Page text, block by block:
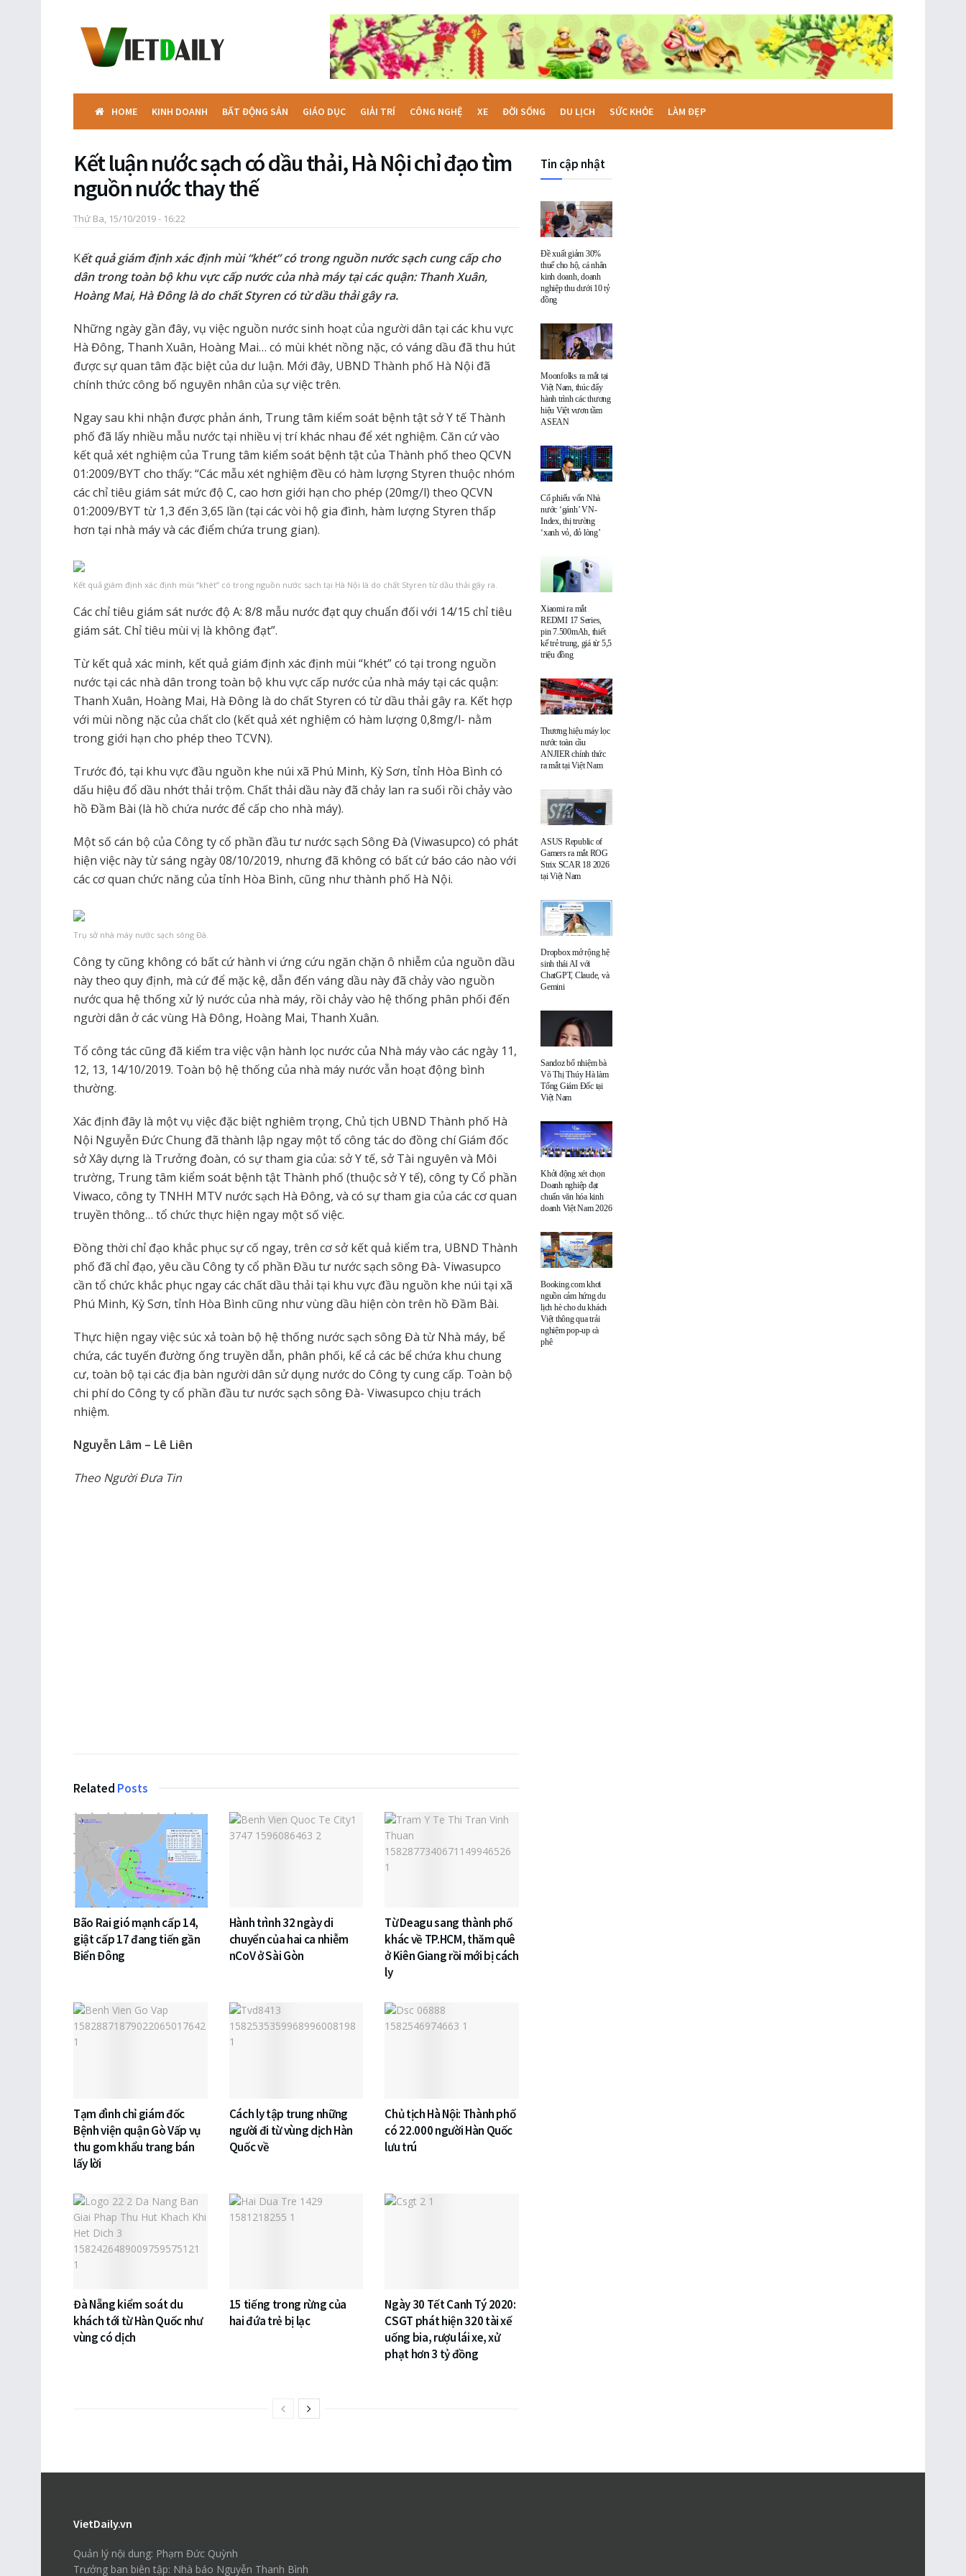
HOME KINH DOANH BẤT ĐỘNG SẢN GIÁO DỤC GIẢI TRÍ CÔNG NGHỆ XE ĐỜI SỐNG DU LỊCH SỨC KHỎE LÀM ĐẸP
Kết luận nước sạch có dầu thải, Hà Nội chỉ đạo tìm
nguồn nước thay thế
Thứ Ba, 15/10/2019 - 16:22
Kết quả giám định xác định mùi “khét” có trong nguồn nước sạch cung cấp cho
dân trong toàn bộ khu vực cấp nước của nhà máy tại các quận: Thanh Xuân,
Hoàng Mai, Hà Đông là do chất Styren có từ dầu thải gây ra.
Những ngày gần đây, vụ việc nguồn nước sinh hoạt của người dân tại các khu vực
Hà Đông, Thanh Xuân, Hoàng Mai… có mùi khét nồng nặc, có váng dầu đã thu hút
được sự quan tâm đặc biệt của dư luận. Mới đây, UBND Thành phố Hà Nội đã
chính thức công bố nguyên nhân của sự việc trên.
Ngay sau khi nhận được phản ánh, Trung tâm kiểm soát bệnh tật sở Y tế Thành
phố đã lấy nhiều mẫu nước tại nhiều vị trí khác nhau để xét nghiệm. Căn cứ vào
kết quả xét nghiệm của Trung tâm kiểm soát bệnh tật của Thành phố theo QCVN
01:2009/BYT cho thấy: “Các mẫu xét nghiệm đều có hàm lượng Styren thuộc nhóm
các chỉ tiêu giám sát mức độ C, cao hơn giới hạn cho phép (20mg/l) theo QCVN
01:2009/BYT từ 1,3 đến 3,65 lần (tại các vòi hộ gia đình, hàm lượng Styren thấp
hơn tại nhà máy và các điểm chứa trung gian).
Kết quả giám định xác định mùi “khét” có trong nguồn nước sạch tại Hà Nội là do chất Styren từ dầu thải gây ra.
Các chỉ tiêu giám sát nước độ A: 8/8 mẫu nước đạt quy chuẩn đối với 14/15 chỉ tiêu
giám sát. Chỉ tiêu mùi vị là không đạt”.
Từ kết quả xác minh, kết quả giám định xác định mùi “khét” có tại trong nguồn
nước tại các nhà dân trong toàn bộ khu vực cấp nước của nhà máy tại các quận:
Thanh Xuân, Hoàng Mai, Hà Đông là do chất Styren có từ dầu thải gây ra. Kết hợp
với mùi nồng nặc của chất clo (kết quả xét nghiệm có hàm lượng 0,8mg/l- nằm
trong giới hạn cho phép theo TCVN).
Trước đó, tại khu vực đầu nguồn khe núi xã Phú Minh, Kỳ Sơn, tỉnh Hòa Bình có
dấu hiệu đổ dầu nhớt thải trộm. Chất thải dầu này đã chảy lan ra suối rồi chảy vào
hồ Đầm Bài (là hồ chứa nước để cấp cho nhà máy).
Một số cán bộ của Công ty cổ phần đầu tư nước sạch Sông Đà (Viwasupco) có phát
hiện việc này từ sáng ngày 08/10/2019, nhưng đã không có bất cứ báo cáo nào với
các cơ quan chức năng của tỉnh Hòa Bình, cũng như thành phố Hà Nội.
Trụ sở nhà máy nước sạch sông Đà.
Công ty cũng không có bất cứ hành vi ứng cứu ngăn chặn ô nhiễm của nguồn dầu
này theo quy định, mà cứ để mặc kệ, dẫn đến váng dầu này đã chảy vào nguồn
nước qua hệ thống xử lý nước của nhà máy, rồi chảy vào hệ thống phân phối đến
người dân ở các vùng Hà Đông, Hoàng Mai, Thanh Xuân.
Tổ công tác cũng đã kiểm tra việc vận hành lọc nước của Nhà máy vào các ngày 11,
12, 13, 14/10/2019. Toàn bộ hệ thống của nhà máy nước vẫn hoạt động bình
thường.
Xác định đây là một vụ việc đặc biệt nghiêm trọng, Chủ tịch UBND Thành phố Hà
Nội Nguyễn Đức Chung đã thành lập ngay một tổ công tác do đồng chí Giám đốc
sở Xây dựng là Trưởng đoàn, có sự tham gia của: sở Y tế, sở Tài nguyên và Môi
trường, Trung tâm kiểm soát bệnh tật Thành phố (thuộc sở Y tế), công ty Cổ phần
Viwaco, công ty TNHH MTV nước sạch Hà Đông, và có sự tham gia của các cơ quan
truyền thông… tổ chức thực hiện ngay một số việc.
Đồng thời chỉ đạo khắc phục sự cố ngay, trên cơ sở kết quả kiểm tra, UBND Thành
phố đã chỉ đạo, yêu cầu Công ty cổ phần Đầu tư nước sạch sông Đà- Viwasupco
cần tổ chức khắc phục ngay các chất dầu thải tại khu vực đầu nguồn khe núi tại xã
Phú Minh, Kỳ Sơn, tỉnh Hòa Bình cũng như vùng dầu hiện còn trên hồ Đầm Bài.
Thực hiện ngay việc súc xả toàn bộ hệ thống nước sạch sông Đà từ Nhà máy, bể
chứa, các tuyến đường ống truyền dẫn, phân phối, kể cả các bể chứa khu chung
cư, toàn bộ tại các địa bàn người dân sử dụng nước do Công ty cung cấp. Toàn bộ
chi phí do Công ty cổ phần đầu tư nước sạch sông Đà- Viwasupco chịu trách
nhiệm.
Nguyễn Lâm – Lê Liên
Theo Người Đưa Tin
Related Posts
Bão Rai gió mạnh cấp 14,
giật cấp 17 đang tiến gần
Biển Đông
Hành trình 32 ngày di
chuyển của hai ca nhiễm
nCoV ở Sài Gòn
Từ Deagu sang thành phố
khác về TP.HCM, thăm quê
ở Kiên Giang rồi mới bị cách
ly
Tạm đình chỉ giám đốc
Bệnh viện quận Gò Vấp vụ
thu gom khẩu trang bán
lấy lời
Cách ly tập trung những
người đi từ vùng dịch Hàn
Quốc về
Chủ tịch Hà Nội: Thành phố
có 22.000 người Hàn Quốc
lưu trú
Đà Nẵng kiểm soát du
khách tới từ Hàn Quốc như
vùng có dịch
15 tiếng trong rừng của
hai đứa trẻ bị lạc
Ngày 30 Tết Canh Tý 2020:
CSGT phát hiện 320 tài xế
uống bia, rượu lái xe, xử
phạt hơn 3 tỷ đồng
Tin cập nhật
Đề xuất giảm 30%
thuế cho hộ, cá nhân
kinh doanh, doanh
nghiệp thu dưới 10 tỷ
đồng
Moonfolks ra mắt tại
Việt Nam, thúc đẩy
hành trình các thương
hiệu Việt vươn tầm
ASEAN
Cổ phiếu vốn Nhà
nước ‘gánh’ VN-
Index, thị trường
‘xanh vỏ, đỏ lòng’
Xiaomi ra mắt
REDMI 17 Series,
pin 7.500mAh, thiết
kế trẻ trung, giá từ 5,5
triệu đồng
Thương hiệu máy lọc
nước toàn cầu
ANJIER chính thức
ra mắt tại Việt Nam
ASUS Republic of
Gamers ra mắt ROG
Strix SCAR 18 2026
tại Việt Nam
Dropbox mở rộng hệ
sinh thái AI với
ChatGPT, Claude, và
Gemini
Sandoz bổ nhiệm bà
Võ Thị Thúy Hà làm
Tổng Giám Đốc tại
Việt Nam
Khởi động xét chọn
Doanh nghiệp đạt
chuẩn văn hóa kinh
doanh Việt Nam 2026
Booking.com khơi
nguồn cảm hứng du
lịch hè cho du khách
Việt thông qua trải
nghiệm pop-up cà
phê
VietDaily.vn
Quản lý nội dung: Phạm Đức Quỳnh
Trưởng ban biên tập: Nhà báo Nguyễn Thanh Bình